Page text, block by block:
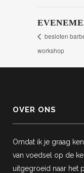
besloten
workshop
OVER ONS
Omdat ik je graag
van voedsel op de
uitgegroeid naar het